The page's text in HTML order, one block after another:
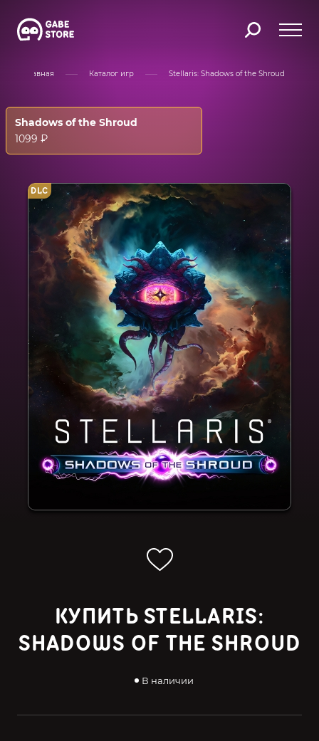
Главная Каталог игр Stellaris: Shadows of the Shroud
Shadows of the Shroud
1099 ₽
DLC
КУПИТЬ STELLARIS:
SHADOWS OF THE SHROUD
В наличии